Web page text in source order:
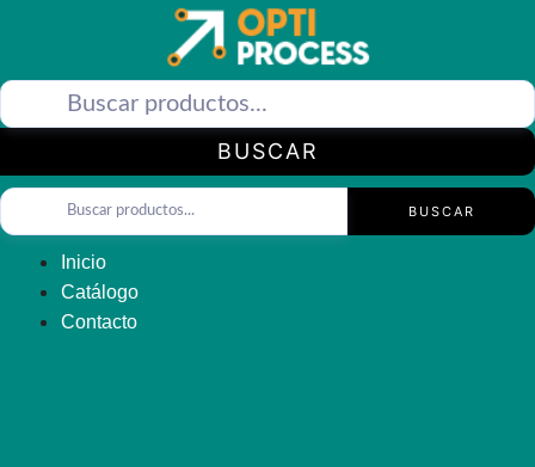
BUSCAR
BUSCAR
Inicio
Catálogo
Contacto